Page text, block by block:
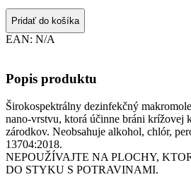
Pridať do košíka
EAN: N/A
Popis produktu
Širokospektrálny dezinfekčný
nano-vrstvu, ktorá účinne bráni krížovej
zárodkov. Neobsahuje alkohol, chlór,
13704:2018.
NEPOUŽÍVAJTE NA PLOCHY,
DO STYKU S POTRAVINAMI.